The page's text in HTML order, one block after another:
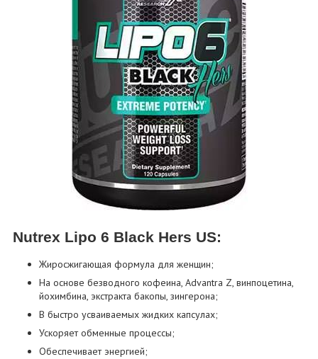
Nutrex Lipo 6 Black Hers US:
Жиросжигающая формула для женщин;
На основе безводного кофеина, Advantra Z, винпоцетина,
йохимбина, экстракта бакопы, зингерона;
В быстро усваиваемых жидких капсулах;
Ускоряет обменные процессы;
Обеспечивает энергией;